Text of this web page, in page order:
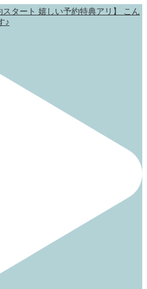
スタート 嬉しい予約特典アリ】 こん
♪